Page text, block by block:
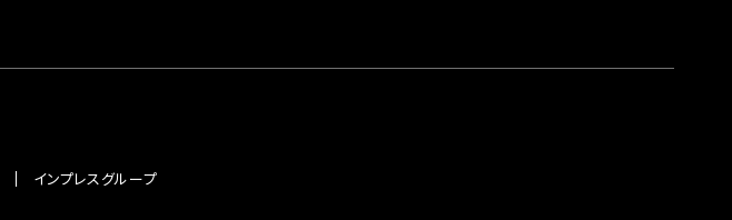
インプレスグループ